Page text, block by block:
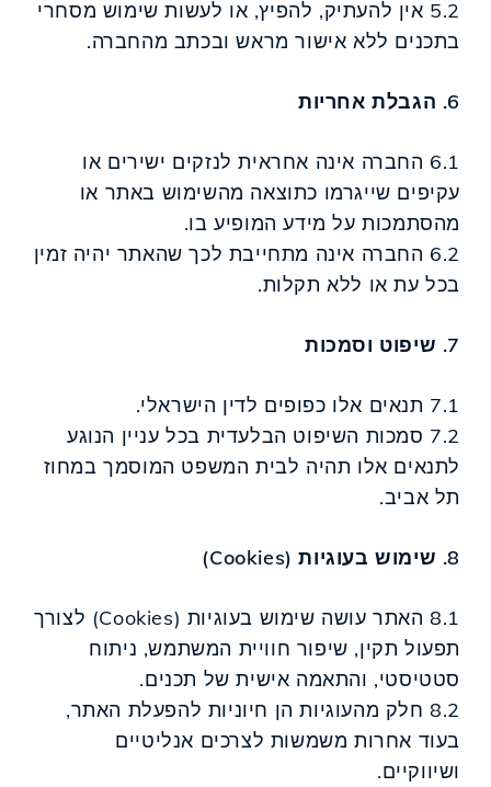
5.2 אין להעתיק, להפיץ, או לעשות שימוש מסחרי
בתכנים ללא אישור מראש ובכתב מהחברה.
6. הגבלת אחריות
6.1 החברה אינה אחראית לנזקים ישירים או
עקיפים שייגרמו כתוצאה מהשימוש באתר או
מהסתמכות על מידע המופיע בו.
6.2 החברה אינה מתחייבת לכך שהאתר יהיה זמין
בכל עת או ללא תקלות.
7. שיפוט וסמכות
7.1 תנאים אלו כפופים לדין הישראלי.
7.2 סמכות השיפוט הבלעדית בכל עניין הנוגע
לתנאים אלו תהיה לבית המשפט המוסמך במחוז
תל אביב.
8. שימוש בעוגיות (Cookies)
8.1 האתר עושה שימוש בעוגיות (Cookies) לצורך
תפעול תקין, שיפור חוויית המשתמש, ניתוח
סטטיסטי, והתאמה אישית של תכנים.
8.2 חלק מהעוגיות הן חיוניות להפעלת האתר,
בעוד אחרות משמשות לצרכים אנליטיים
ושיווקיים.